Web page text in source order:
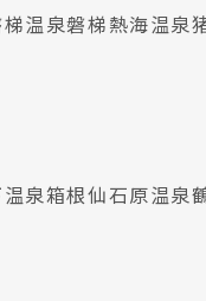
温泉磐梯熱海温泉
泉箱根仙石原温泉